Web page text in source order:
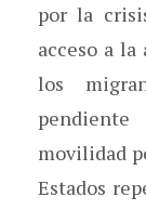
por la
acceso a
los
movilidad
Estados